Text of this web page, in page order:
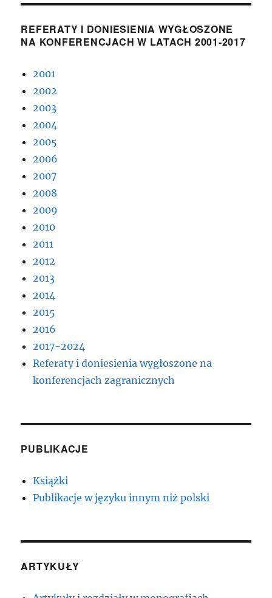
REFERATY I DONIESIENIA WYGŁOSZONE
NA KONFERENCJACH W LATACH 2001-2017
2001
2002
2003
2004
2005
2006
2007
2008
2009
2010
2011
2012
2013
2014
2015
2016
2017-2024
Referaty i doniesienia wygłoszone na
konferencjach zagranicznych
PUBLIKACJE
Książki
Publikacje w języku innym niż polski
ARTYKUŁY